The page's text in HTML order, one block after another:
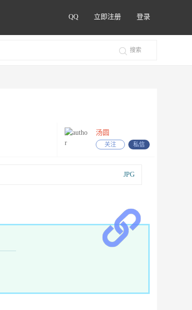
QQ 立即注册 登录
汤圆
关注 私信
JPG